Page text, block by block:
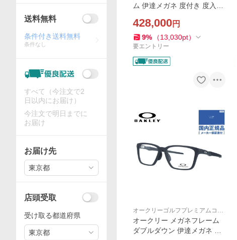
ム 伊達メガネ 度付き 度入り
OFFFFFFFFERS I GP 49 フ
ローラル ツーポイント リム
レス メンズ レディース
428,000円
9% （13,030pt）
要エントリー
オークリーゴルフプレミアムコレ
クション
オークリー メガネフレーム
ダブルダウン 伊達メガネ ア
送料無料
条件付き送料無料
条件なし
すべて（今注文で2
日以内にお届け）
今注文で明日までに
お届け
お届け先
東京都
店頭受取
受け取る都道府県
東京都